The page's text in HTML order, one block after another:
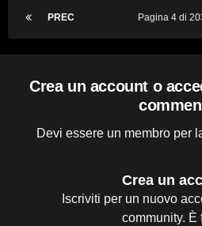
PREC Pagina 4 di
Crea un account o
Devi essere un membro per
Crea un
Iscriviti per un nuovo
community. È